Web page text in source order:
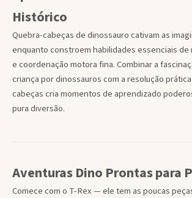
Histórico
Quebra-cabeças de dinossauro cativam as
enquanto constroem habilidades essenciais de
e coordenação motora fina. Combinar a
criança por dinossauros com a resolução
cabeças cria momentos de aprendizado
pura diversão.
Aventuras Dino Prontas para
Comece com o T-Rex — ele tem as poucas